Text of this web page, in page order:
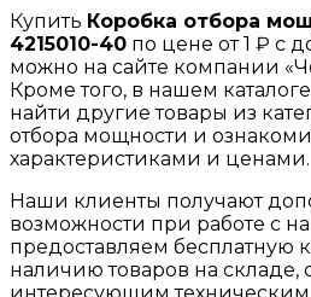
Купить Коробка отбора
4215010-40 по цене от 1 ₽ с
можно на сайте компании
Кроме того, в нашем
найти другие товары из
отбора мощности и
характеристиками и ценами.
Наши клиенты получают
возможности при работе с
предоставляем бесплатную
наличию товаров на складе,